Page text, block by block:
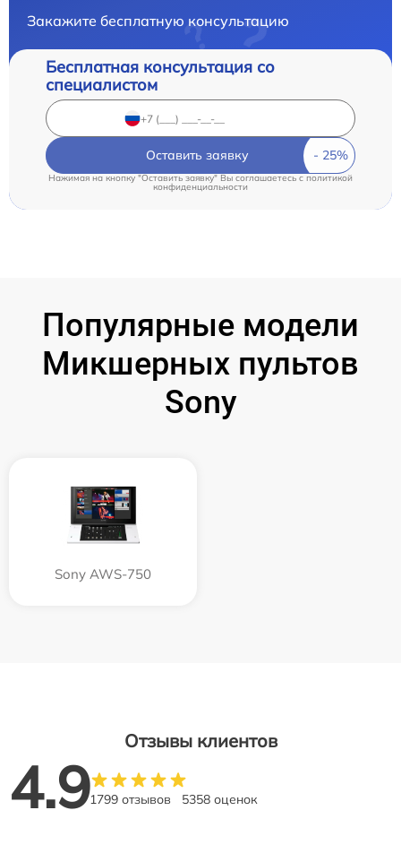
Закажите бесплатную консультацию
Бесплатная консультация со
специалистом
Оставить заявку
Нажимая на кнопку "Оставить заявку" Вы соглашаетесь cполитикой
конфиденциальности
Популярные модели
Микшерных пультов
Sony
Sony AWS-750
Отзывы клиентов
4.91799 отзывов 5358 оценок